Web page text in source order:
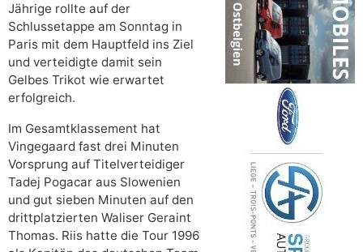
Jährige rollte auf der
Schlussetappe am Sonntag in
Paris mit dem Hauptfeld ins Ziel
und verteidigte damit sein
Gelbes Trikot wie erwartet
erfolgreich.
Im Gesamtklassement hat
Vingegaard fast drei Minuten
Vorsprung auf Titelverteidiger
Tadej Pogacar aus Slowenien
und gut sieben Minuten auf den
drittplatzierten Waliser Geraint
Thomas. Riis hatte die Tour 1996